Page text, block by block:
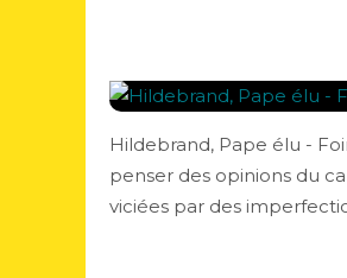
Hildebrand, Pape élu -
penser des opinions du
viciées par des